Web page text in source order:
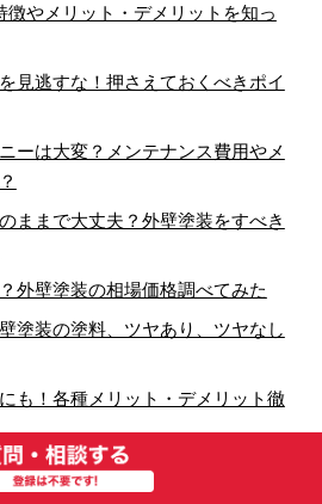
徴やメリット・デメリットを知っ
見逃すな！押さえておくべきポイ
ーは大変？メンテナンス費用やメ
ままで大丈夫？外壁塗装をすべき
外壁塗装の相場価格調べてみた
塗装の塗料、ツヤあり、ツヤなし
も！各種メリット・デメリット徹
合格までの道筋を徹底網羅！